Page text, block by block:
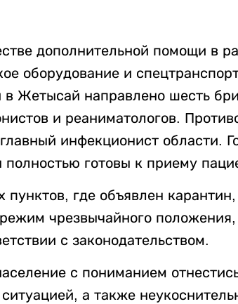
дополнительной помощи в
оборудование и
в Жетысай направлено шесть
и реаниматологов.
инфекционист области.
готовы к приему
где объявлен
чрезвычайного положения,
с законодательством.
с пониманием
а также